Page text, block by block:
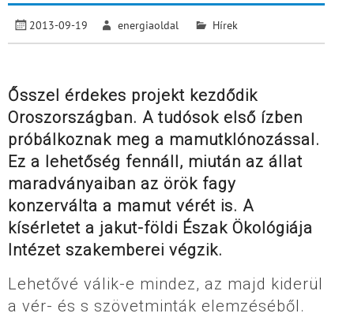
2013-09-19 energiaoldal Hírek
Ősszel érdekes projekt kezdődik
Oroszországban. A tudósok első ízben
próbálkoznak meg a mamutklónozással.
Ez a lehetőség fennáll, miután az állat
maradványaiban az örök fagy
konzerválta a mamut vérét is. A
kísérletet a jakut-földi Észak Ökológiája
Intézet szakemberei végzik.
Lehetővé válik-e mindez, az majd kiderül
a vér- és s szövetminták elemzéséből.